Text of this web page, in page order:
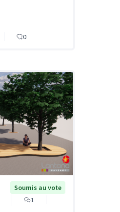
0
Soumis au vote
1